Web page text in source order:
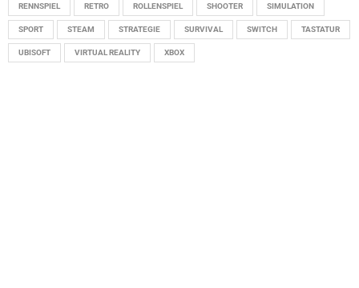
RENNSPIEL RETRO ROLLENSPIEL SHOOTER SIMULATION
SPORT STEAM STRATEGIE SURVIVAL SWITCH TASTATUR
UBISOFT VIRTUAL REALITY XBOX